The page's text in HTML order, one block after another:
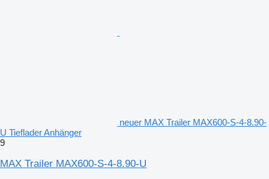
neuer MAX Trailer MAX600-S-4-8.90-
U Tieflader Anhänger
9
MAX Trailer MAX600-S-4-8.90-U